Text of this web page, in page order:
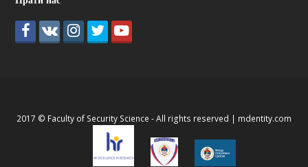
2017 © Faculty of Security Science - All rights reserved | mdentity.com